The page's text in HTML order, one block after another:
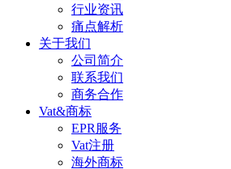
行业资讯
痛点解析
关于我们
公司简介
联系我们
商务合作
Vat&商标
EPR服务
Vat注册
海外商标